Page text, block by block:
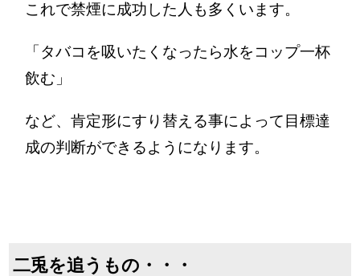
これで禁煙に成功した人も多くいます。
「タバコを吸いたくなったら水をコップ一杯
飲む」
など、肯定形にすり替える事によって目標達
成の判断ができるようになります。
二兎を追うもの・・・